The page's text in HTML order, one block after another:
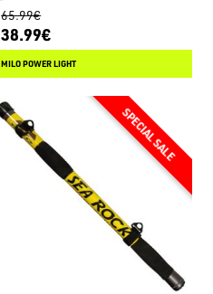
65.99€
38.99€
MILO POWER LIGHT